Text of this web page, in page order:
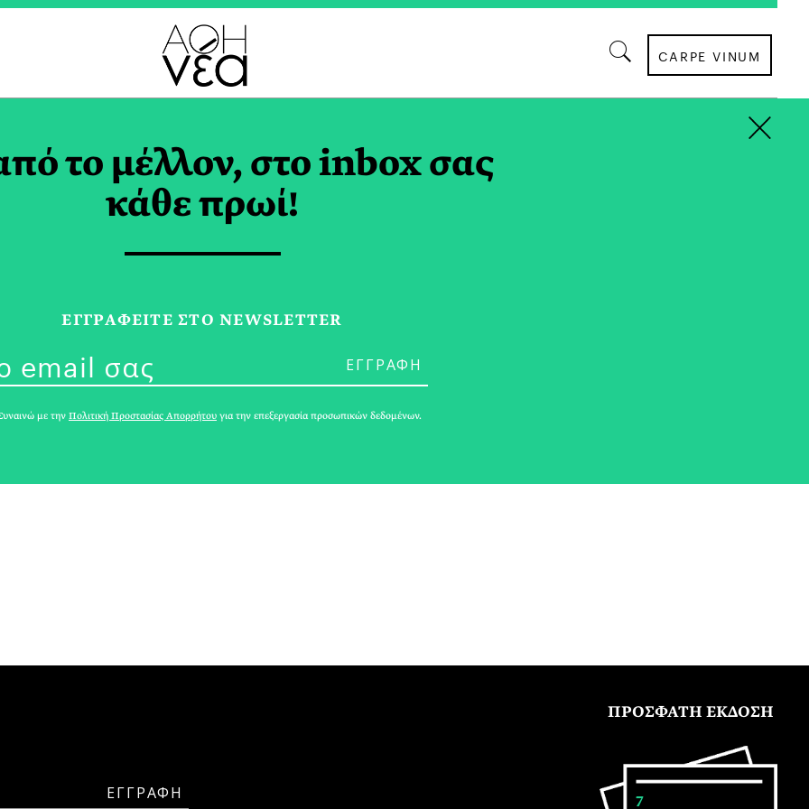
CARPE VINUM
ΚΑΤΑΣΤΗΜΑ ΔΙΚΟΤΥΛΟ TAG
Αυτή την Άνοιξη, Ας Λερώσουμε τα
Χέρια Μας
ΚΩΝΣΤΑΝΤΙΝΟΣ ΤΖΗΡΑΣ
ΠΡΟΣΦΑΤΗ ΕΚΔΟΣΗ
7
το μέλλον, στο inbox σας
κάθε πρωί!
ΕΓΓPΑΦΕΙΤΕ ΣΤΟ NEWSLETTER
με τηνΠολιτική Προστασίας Απορρήτου για την επεξεργασία προσωπικών δεδομένων.
×